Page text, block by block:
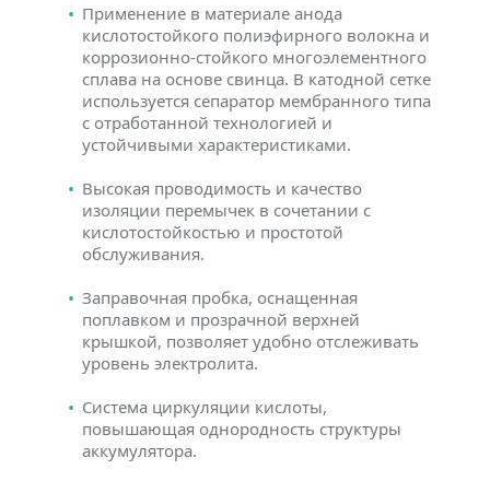
Применение в материале анода
кислотостойкого полиэфирного волокна и
коррозионно-стойкого многоэлементного
сплава на основе свинца. В катодной сетке
используется сепаратор мембранного типа
с отработанной технологией и
устойчивыми характеристиками.
Высокая проводимость и качество
изоляции перемычек в сочетании с
кислотостойкостью и простотой
обслуживания.
Заправочная пробка, оснащенная
поплавком и прозрачной верхней
крышкой, позволяет удобно отслеживать
уровень электролита.
Система циркуляции кислоты,
повышающая однородность структуры
аккумулятора.